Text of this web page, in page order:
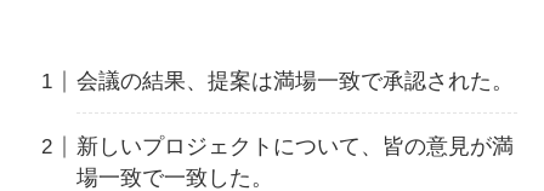
会議の結果、提案は満場一致で承認された。
新しいプロジェクトについて、皆の意見が満
場一致で一致した。